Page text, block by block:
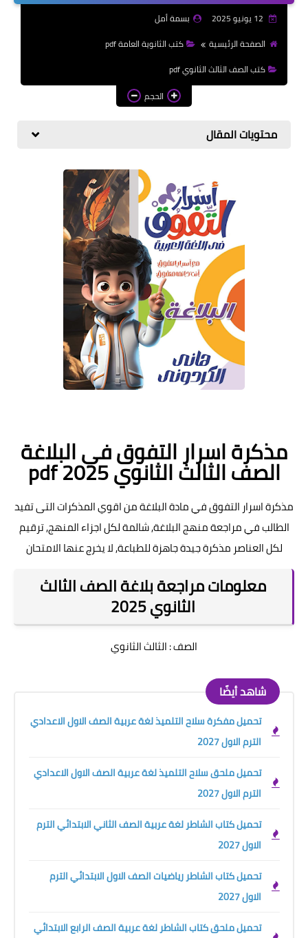
كتب المرحلة الابتدائي
بسمة أمل
الصفحة الرئيسية
كتب الثانوية العامة pdf
كتب الصف الثالث الثانوي pdf
الحجم
محتويات المقال
مذكرة اسرار التفوق في البلاغة
الصف الثالث الثانوي pdf 2025
مذكرة اسرار التفوق في مادة البلاغة من اقوي المذكرات التى تفيد
الطالب في مراجعة منهج البلاغة, شالمة لكل اجزاء المنهج, ترقيم
لكل العناصر مذكرة جيدة جاهزة للطباعة, لا يخرج عنها الامتحان
معلومات مراجعة بلاغة الصف الثالث
الثانوي 2025
الصف : الثالث الثانوي
شاهد أيضًا
تحميل مفكرة سلاح التلميذ لغة عربية الصف الاول الاعدادي
الترم الاول 2027
تحميل ملحق سلاح التلميذ لغة عربية الصف الاول الاعدادي
الترم الاول 2027
تحميل كتاب الشاطر لغة عربية الصف الثاني الابتدائي الترم
الاول 2027
تحميل كتاب الشاطر رياضيات الصف الاول الابتدائي الترم
الاول 2027
تحميل ملحق كتاب الشاطر لغة عربية الصف الرابع الابتدائي